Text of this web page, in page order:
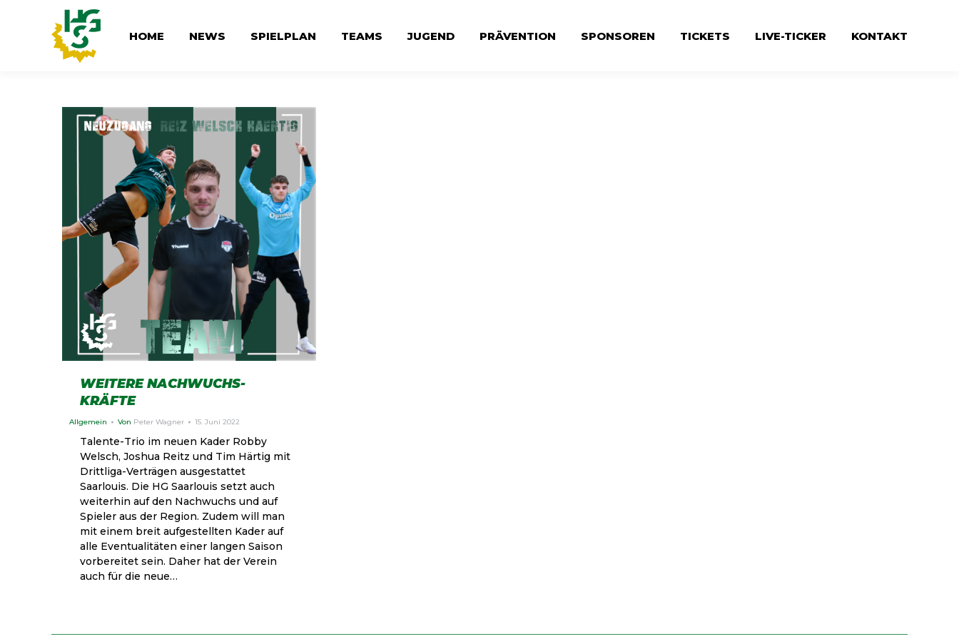
HOME NEWS SPIELPLAN TEAMS JUGEND PRÄVENTION SPONSOREN TICKETS LIVE-TICKER KONTAKT
WEITERE NACHWUCHS-
KRÄFTE
Allgemein Von Peter Wagner 15. Juni 2022
Talente-Trio im neuen Kader Robby
Welsch, Joshua Reitz und Tim Härtig mit
Drittliga-Verträgen ausgestattet
Saarlouis. Die HG Saarlouis setzt auch
weiterhin auf den Nachwuchs und auf
Spieler aus der Region. Zudem will man
mit einem breit aufgestellten Kader auf
alle Eventualitäten einer langen Saison
vorbereitet sein. Daher hat der Verein
auch für die neue…